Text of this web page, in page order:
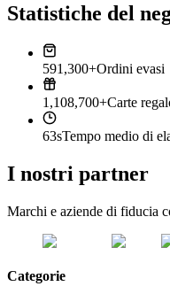
Statistiche del
591,300+Ordini evasi
1,108,700+Carte
63sTempo medio di
I nostri partner
Marchi e aziende di fiducia
Categorie